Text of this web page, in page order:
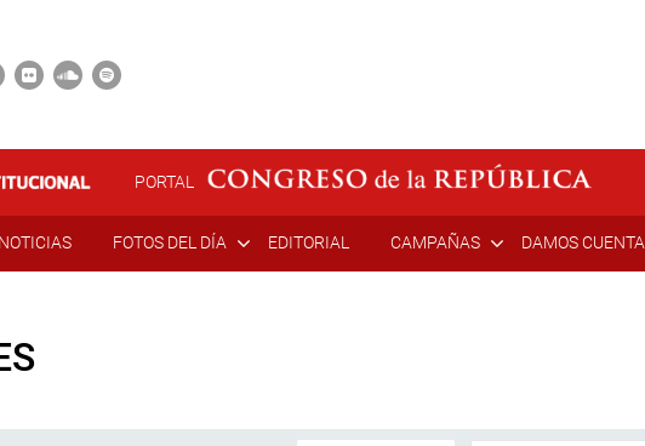
PORTAL
NOTICIAS FOTOS DEL DÍA EDITORIAL CAMPAÑAS DAMOS CUENTA